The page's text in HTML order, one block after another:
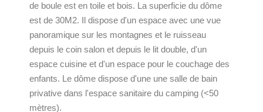
de boule est en toile et bois. La superficie du dôme
est de 30M2. Il dispose d'un espace avec une vue
panoramique sur les montagnes et le ruisseau
depuis le coin salon et depuis le lit double, d'un
espace cuisine et d'un espace pour le couchage des
enfants. Le dôme dispose d'une une salle de bain
privative dans l'espace sanitaire du camping (<50
mètres).